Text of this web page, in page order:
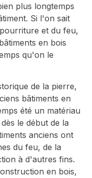
plus longtemps
Si l'on sait
et du feu,
en bois
qu'on le
de la pierre,
bâtiments en
été un matériau
le début de la
anciens ont
du feu, de la
à d'autres fins.
en bois,